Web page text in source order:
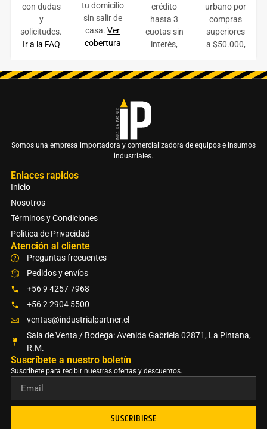
AÑADIR AL CARRITO
COTIZAR ONLINE
con dudas
y
solicitudes.
Ir a la FAQ
tu domicilio
sin salir de
casa.Ver
cobertura
crédito
hasta 3
cuotas sin
interés,
urbano por
compras
superiores
a $50.000,
Somos una empresa importadora y comercializadora de equipos e insumos
industriales.
Enlaces rapidos
Inicio
Nosotros
Términos y Condiciones
Politica de Privacidad
Atención al cliente
Preguntas frecuentes
Pedidos y envíos
+56 9 4257 7968
+56 2 2904 5500
ventas@industrialpartner.cl
Sala de Venta / Bodega: Avenida Gabriela 02871, La Pintana,
R.M.
Suscríbete a nuestro boletín​
Suscríbete para recibir nuestras ofertas y descuentos.
SUSCRIBIRSE